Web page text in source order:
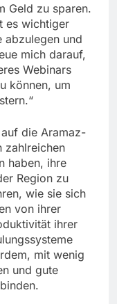
Geld zu sparen.
es wichtiger
abzulegen und
mich darauf,
Webinars
können, um
die Aramaz-
zahlreichen
haben, ihre
Region zu
wie sie sich
von ihrer
ihrer
mit wenig
und gute